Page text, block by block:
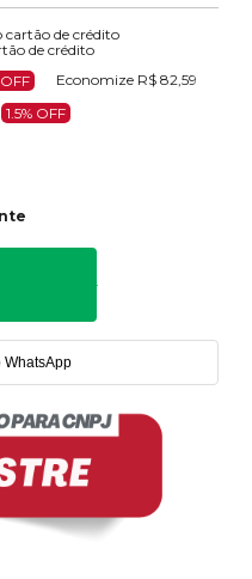
cartão de crédito
de crédito
Economize R$ 82,59
1.5% OFF
WhatsApp